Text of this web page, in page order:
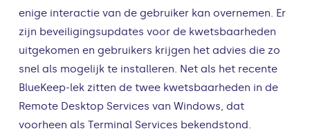
enige interactie van de gebruiker kan overnemen. Er
zijn beveiligingsupdates voor de kwetsbaarheden
uitgekomen en gebruikers krijgen het advies die zo
snel als mogelijk te installeren. Net als het recente
BlueKeep-lek zitten de twee kwetsbaarheden in de
Remote Desktop Services van Windows, dat
voorheen als Terminal Services bekendstond.